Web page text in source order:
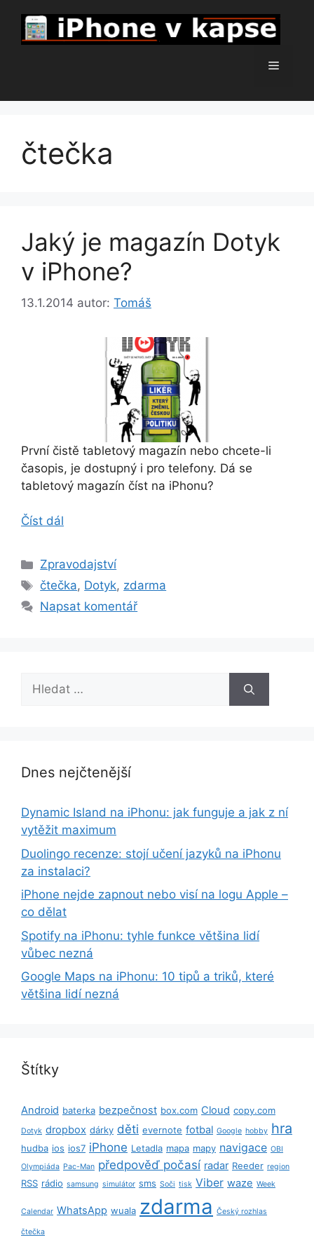
obsah
Menu
čtečka
Jaký je magazín Dotyk
v iPhone?
13.1.2014 autor: Tomáš
První čistě tabletový magazín nebo chcete-li
časopis, je dostupný i pro telefony. Dá se
tabletový magazín číst na iPhonu?
Číst dál
Rubriky
Zpravodajství
Štítky
čtečka, Dotyk, zdarma
Napsat komentář
Hledat:
Dnes nejčtenější
Dynamic Island na iPhonu: jak funguje a jak z ní
vytěžit maximum
Duolingo recenze: stojí učení jazyků na iPhonu
za instalaci?
iPhone nejde zapnout nebo visí na logu Apple –
co dělat
Spotify na iPhonu: tyhle funkce většina lidí
vůbec nezná
Google Maps na iPhonu: 10 tipů a triků, které
většina lidí nezná
Štítky
Android baterka bezpečnost box.com Cloud copy.com
Dotyk dropbox dárky děti evernote fotbal Google hobby hra
hudba ios ios7 iPhone Letadla mapa mapy navigace OBI
Olympiáda Pac-Man předpověď počasí radar Reeder region
RSS rádio samsung simulátor sms Soči tisk Viber waze Week
Calendar WhatsApp wuala zdarma Český rozhlas
čtečka